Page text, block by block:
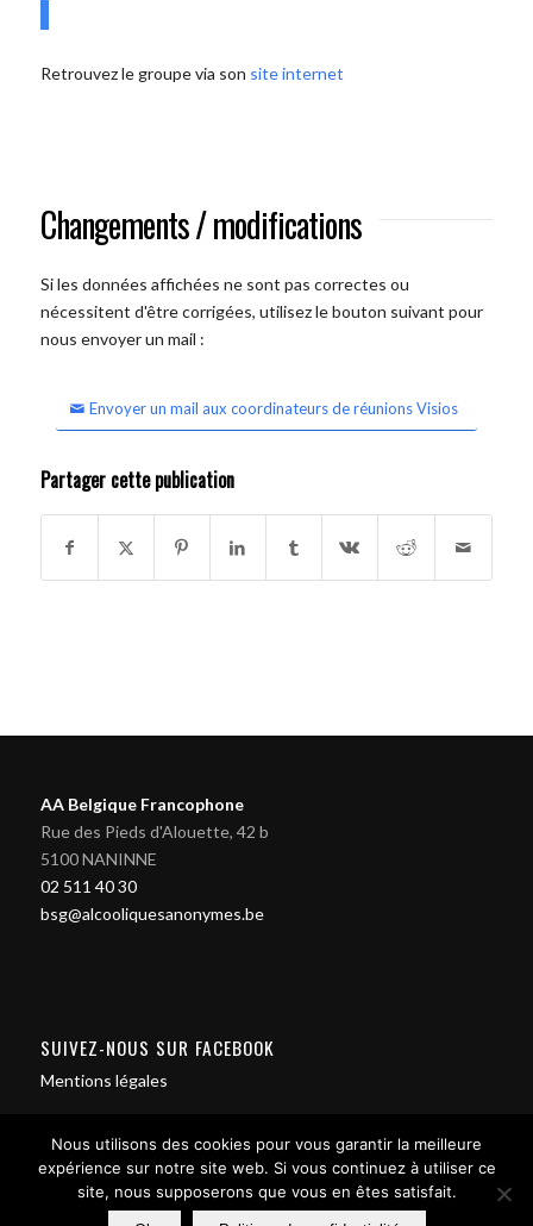
Retrouvez le groupe via son site internet
Changements / modifications
Si les données affichées ne sont pas correctes ou
nécessitent d'être corrigées, utilisez le bouton suivant pour
nous envoyer un mail :
Envoyer un mail aux coordinateurs de réunions Visios
Partager cette publication
AA Belgique Francophone
Rue des Pieds d'Alouette, 42 b
5100 NANINNE
02 511 40 30
bsg@alcooliquesanonymes.be
SUIVEZ-NOUS SUR FACEBOOK
Mentions légales
Nous utilisons des cookies pour vous garantir la meilleure
expérience sur notre site web. Si vous continuez à utiliser ce
site, nous supposerons que vous en êtes satisfait.
Contact us